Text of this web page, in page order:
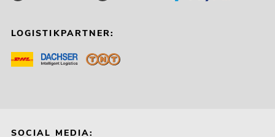
LOGISTIKPARTNER:
SOCIAL MEDIA: